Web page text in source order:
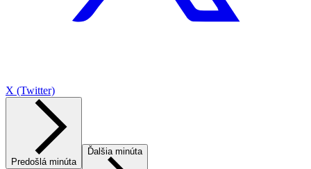
X (Twitter)
Predošlá minúta
Ďalšia minúta